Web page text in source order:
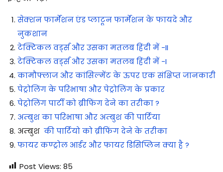
सेक्शन फार्मेशन एंड प्लाटून फार्मेशन के फायदे और
नुकशान
टेक्टिकल वर्ड्स और उसका मतलब हिंदी में -II
टेक्टिकल वर्ड्स और उसका मतलब हिंदी में -I
कामौफ्लाज और कांसिल्मेंट के ऊपर एक संक्षिप्त जानकारी
पेट्रोलिंग के परिभाषा और पेट्रोलिंग के प्रकार
पेट्रोलिंग पार्टी को ब्रीफिंग देने का तरीका ?
अम्बुश का परिभाषा और अम्बुश की पार्टिया
अम्बुश की पार्टियो को ब्रीफिंग देने के तरीका
फायर कण्ट्रोल आर्डर और फायर डिसिप्लिन क्या है ?
Post Views: 85